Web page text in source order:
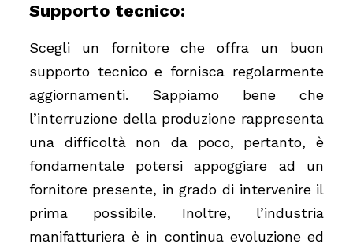
Supporto tecnico:
Scegli un fornitore che offra un buon
supporto tecnico e fornisca regolarmente
aggiornamenti. Sappiamo bene che
l’interruzione della produzione rappresenta
una difficoltà non da poco, pertanto, è
fondamentale potersi appoggiare ad un
fornitore presente, in grado di intervenire il
prima possibile. Inoltre, l’industria
manifatturiera è in continua evoluzione ed